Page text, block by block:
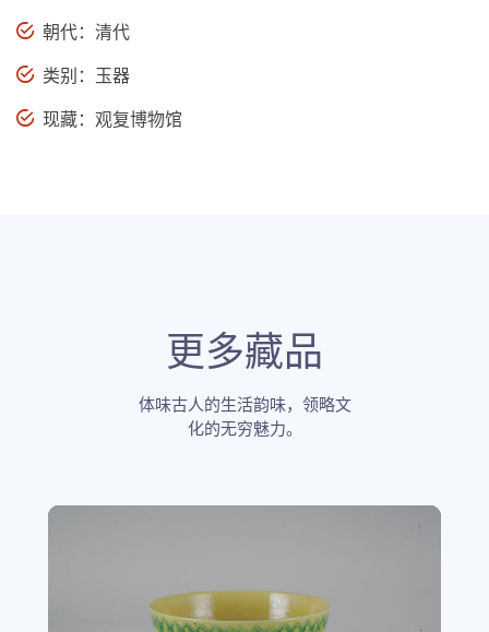
朝代：清代
类别：玉器
现藏：观复博物馆
更多藏品
体味古人的生活韵味，领略文
化的无穷魅力。